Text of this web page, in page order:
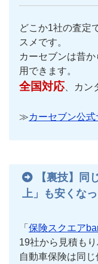
どこか1社の査定
スメです。
カーセブンは昔
用できます。
全国対応、カン
≫カーセブン公式
【裏技】同
上」も安くな
「 保険スクエア
19社から見積もり
自動車保険は同